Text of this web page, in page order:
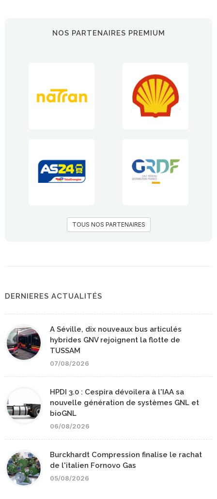
NOS PARTENAIRES PREMIUM
TOUS NOS PARTENAIRES
DERNIERES ACTUALITÉS
A Séville, dix nouveaux bus articulés
hybrides GNV rejoignent la flotte de
TUSSAM
07/08/2026
HPDI 3.0 : Cespira dévoilera à l'IAA sa
nouvelle génération de systèmes GNL et
bioGNL
06/08/2026
Burckhardt Compression finalise le rachat
de l'italien Fornovo Gas
05/08/2026